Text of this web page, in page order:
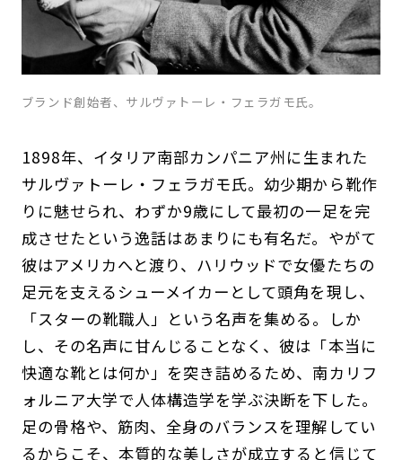
ブランド創始者、サルヴァトーレ・フェラガモ氏。
1898年、イタリア南部カンパニア州に生まれた
サルヴァトーレ・フェラガモ氏。幼少期から靴作
りに魅せられ、わずか9歳にして最初の一足を完
成させたという逸話はあまりにも有名だ。やがて
彼はアメリカへと渡り、ハリウッドで女優たちの
足元を支えるシューメイカーとして頭角を現し、
「スターの靴職人」という名声を集める。しか
し、その名声に甘んじることなく、彼は「本当に
快適な靴とは何か」を突き詰めるため、南カリフ
ォルニア大学で人体構造学を学ぶ決断を下した。
足の骨格や、筋肉、全身のバランスを理解してい
るからこそ、本質的な美しさが成立すると信じて